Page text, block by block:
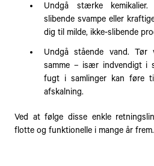
Undgå stærke
slibende svampe eller
dig til milde, ikke-slibende
Undgå stående vand.
samme – især indvendigt i
fugt i samlinger kan føre
afskalning.
Ved at følge disse enkle
flotte og funktionelle i mange år frem.